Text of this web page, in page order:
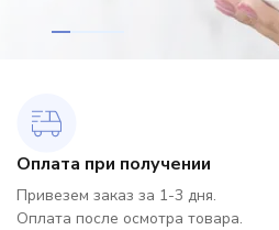
Оплата при получении
Привезем заказ за 1-3 дня.
Оплата после осмотра товара.